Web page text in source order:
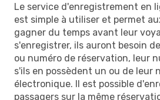
Le service d'enregistrement en
est simple à utiliser et permet
gagner du temps avant leur
s'enregistrer, ils auront besoin
ou numéro de réservation, leur
s'ils en possèdent un ou de leur
électronique. Il est possible
passagers sur la même